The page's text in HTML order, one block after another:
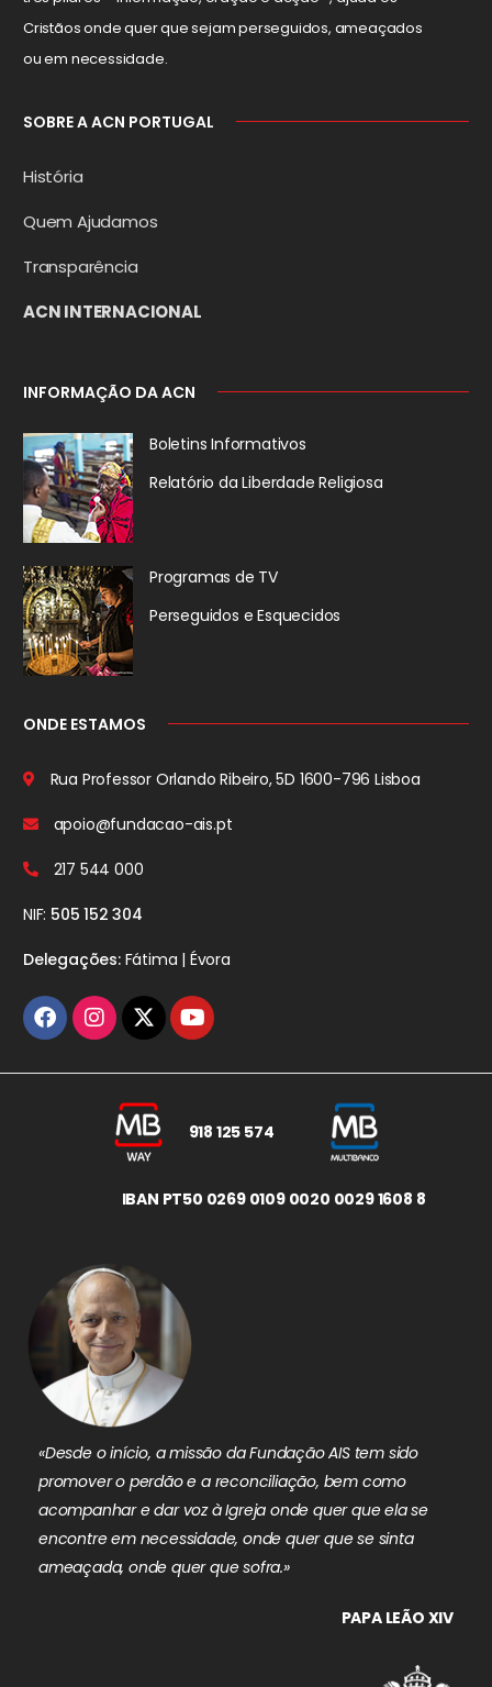
Cristãos onde quer que sejam perseguidos, ameaçados
ou em necessidade.
SOBRE A ACN PORTUGAL
História
Quem Ajudamos
Transparência
ACN INTERNACIONAL
INFORMAÇÃO DA ACN
Boletins Informativos
Relatório da Liberdade Religiosa
Programas de TV
Perseguidos e Esquecidos
ONDE ESTAMOS
Rua Professor Orlando Ribeiro, 5D 1600-796 Lisboa
apoio@fundacao-ais.pt
217 544 000
NIF: 505 152 304
Delegações:Fátima | Évora
918 125 574
IBAN PT50 0269 0109 0020 0029 1608 8
«Desde o início, a missão da Fundação AIS tem sido
promover o perdão e a reconciliação, bem como
acompanhar e dar voz à Igreja onde quer que ela se
encontre em necessidade, onde quer que se sinta
ameaçada, onde quer que sofra.»
PAPA LEÃO XIV